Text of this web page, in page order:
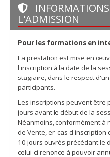
L'ADMISSION
Pour les formations en
La prestation est mise en
l'inscription à la date de la
stagiaire, dans le respect
participants.
Les inscriptions peuvent être
jours avant le début de la
Néanmoins, conformément à
de Vente, en cas d'inscription
10 jours ouvrés précédant le
celui-ci renonce à pouvoir